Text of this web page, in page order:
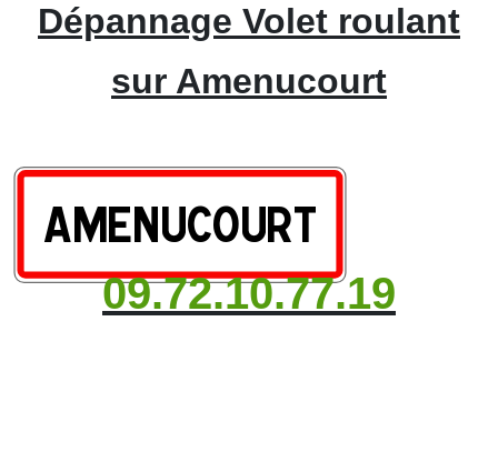
Dépannage Volet roulant
sur Amenucourt
09.72.10.77.19